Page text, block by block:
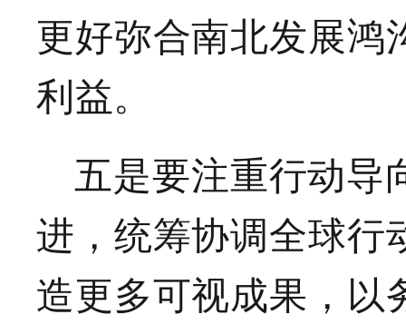
更好弥合南北发展鸿
利益。
五是要注重行动导
进，统筹协调全球行
造更多可视成果，以